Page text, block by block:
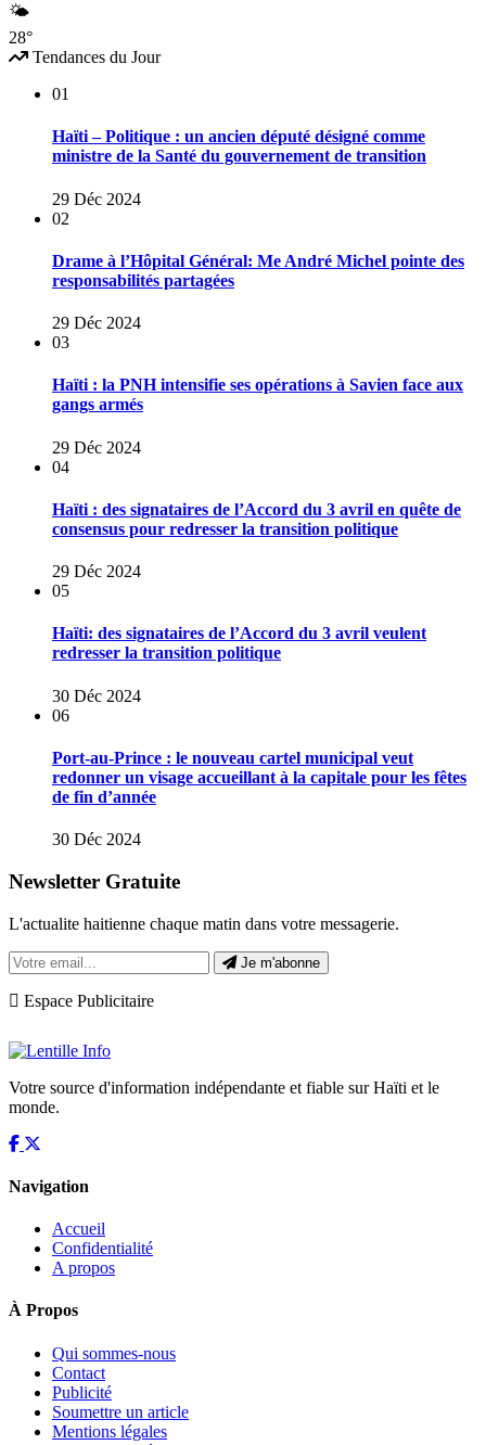
🌤
28°
Tendances du Jour
01
Haïti – Politique : un ancien député désigné comme
ministre de la Santé du gouvernement de transition
29 Déc 2024
02
Drame à l’Hôpital Général: Me André Michel pointe des
responsabilités partagées
29 Déc 2024
03
Haïti : la PNH intensifie ses opérations à Savien face aux
gangs armés
29 Déc 2024
04
Haïti : des signataires de l’Accord du 3 avril en quête de
consensus pour redresser la transition politique
29 Déc 2024
05
Haïti: des signataires de l’Accord du 3 avril veulent
redresser la transition politique
30 Déc 2024
06
Port-au-Prince : le nouveau cartel municipal veut
redonner un visage accueillant à la capitale pour les fêtes
de fin d’année
30 Déc 2024
Newsletter Gratuite
L'actualite haitienne chaque matin dans votre messagerie.
Je m'abonne
Espace Publicitaire
Votre source d'information indépendante et fiable sur Haïti et le
monde.
Navigation
Accueil
Confidentialité
A propos
À Propos
Qui sommes-nous
Contact
Publicité
Soumettre un article
Mentions légales